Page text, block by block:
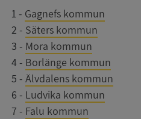
1- Gagnefs kommun
2 - Säters kommun
3 - Mora kommun
4- Borlänge kommun
5 - Älvdalens kommun
6 - Ludvika kommun
7 - Falu kommun